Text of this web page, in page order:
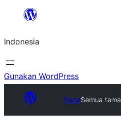
Lewati
konten
Indonesia
Gunakan WordPress
TemaSemua tema